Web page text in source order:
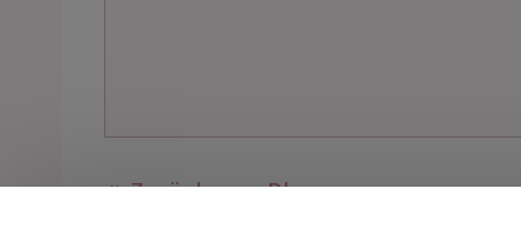
Zurück zum Blog